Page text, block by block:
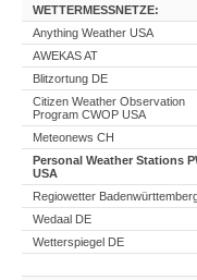
WETTERMESSNETZE:
Anything Weather USA
AWEKAS AT
Blitzortung DE
Citizen Weather Observation
Program CWOP USA
Meteonews CH
Personal Weather Stations
USA
Regiowetter
Wedaal DE
Wetterspiegel DE